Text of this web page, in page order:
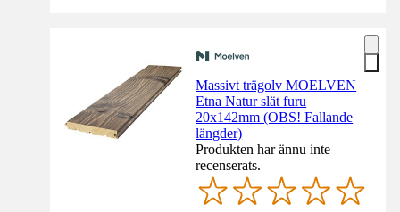
Massivt trägolv MOELVEN
Etna Natur slät furu
20x142mm (OBS! Fallande
längder)
Produkten har ännu inte
recenserats.